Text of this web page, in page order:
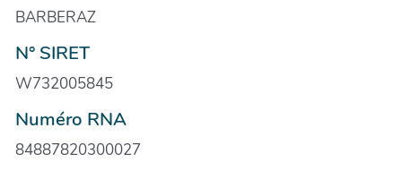
BARBERAZ
N° SIRET
W732005845
Numéro RNA
84887820300027